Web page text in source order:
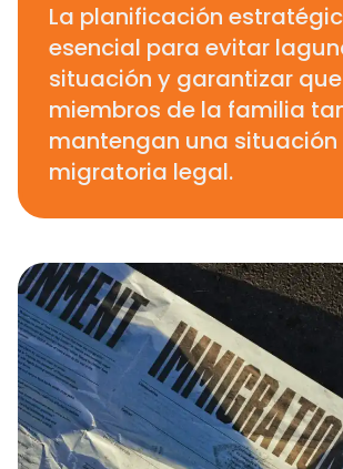
La planificación
esencial para evitar
situación y garantizar
miembros de la familia
mantengan una situación
migratoria legal.